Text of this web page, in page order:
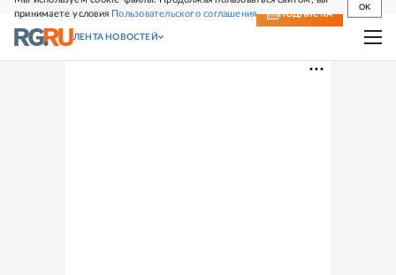
принимаете условия Пользовательского соглашения
OK
СВЕЖИЙ НОМЕР ПОДПИСКА
ЛЕНТА НОВОСТЕЙ